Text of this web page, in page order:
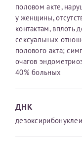
половом акте,
у женщины,
контактам, вплоть
сексуальных
полового акта;
очагов
40% больных
ДНК
Принимаю
Отчество*
Дата рождения*